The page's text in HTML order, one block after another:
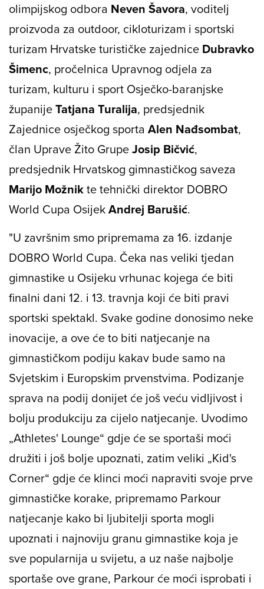
olimpijskog odbora Neven Šavora, voditelj
proizvoda za outdoor, cikloturizam i sportski
turizam Hrvatske turističke zajednice Dubravko
Šimenc, pročelnica Upravnog odjela za
turizam, kulturu i sport Osječko-baranjske
županijeTatjana Turalija, predsjednik
Zajednice osječkog sporta Alen Nađsombat,
član Uprave Žito GrupeJosip Bičvić,
predsjednik Hrvatskog gimnastičkog saveza
Marijo Možnikte tehnički direktor DOBRO
World Cupa OsijekAndrej Barušić.
"U završnim smo pripremama za 16. izdanje
DOBRO World Cupa. Čeka nas veliki tjedan
gimnastike u Osijeku vrhunac kojega će biti
finalni dani 12. i 13. travnja koji će biti pravi
sportski spektakl. Svake godine donosimo neke
inovacije, a ove će to biti natjecanje na
gimnastičkom podiju kakav bude samo na
Svjetskim i Europskim prvenstvima. Podizanje
sprava na podij donijet će još veću vidljivost i
bolju produkciju za cijelo natjecanje. Uvodimo
„Athletes' Lounge“ gdje će se sportaši moći
družiti i još bolje upoznati, zatim veliki „Kid's
Corner“ gdje će klinci moći napraviti svoje prve
gimnastičke korake, pripremamo Parkour
natjecanje kako bi ljubitelji sporta mogli
upoznati i najnoviju granu gimnastike koja je
sve popularnija u svijetu, a uz naše najbolje
sportaše ove grane, Parkour će moći isprobati i